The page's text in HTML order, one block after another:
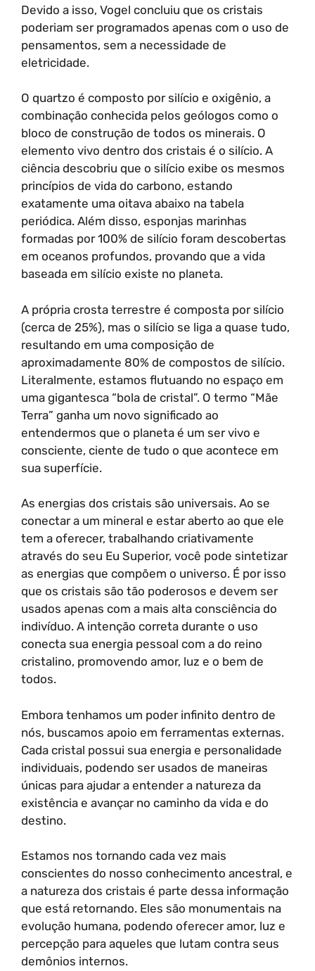
Devido a isso, Vogel concluiu que os cristais
poderiam ser programados apenas com o uso de
pensamentos, sem a necessidade de
eletricidade.
O quartzo é composto por silício e oxigênio, a
combinação conhecida pelos geólogos como o
bloco de construção de todos os minerais. O
elemento vivo dentro dos cristais é o silício. A
ciência descobriu que o silício exibe os mesmos
princípios de vida do carbono, estando
exatamente uma oitava abaixo na tabela
periódica. Além disso, esponjas marinhas
formadas por 100% de silício foram descobertas
em oceanos profundos, provando que a vida
baseada em silício existe no planeta.
A própria crosta terrestre é composta por silício
(cerca de 25%), mas o silício se liga a quase tudo,
resultando em uma composição de
aproximadamente 80% de compostos de silício.
Literalmente, estamos flutuando no espaço em
uma gigantesca “bola de cristal”. O termo “Mãe
Terra” ganha um novo significado ao
entendermos que o planeta é um ser vivo e
consciente, ciente de tudo o que acontece em
sua superfície.
As energias dos cristais são universais. Ao se
conectar a um mineral e estar aberto ao que ele
tem a oferecer, trabalhando criativamente
através do seu Eu Superior, você pode sintetizar
as energias que compõem o universo. É por isso
que os cristais são tão poderosos e devem ser
usados apenas com a mais alta consciência do
indivíduo. A intenção correta durante o uso
conecta sua energia pessoal com a do reino
cristalino, promovendo amor, luz e o bem de
todos.
Embora tenhamos um poder infinito dentro de
nós, buscamos apoio em ferramentas externas.
Cada cristal possui sua energia e personalidade
individuais, podendo ser usados de maneiras
únicas para ajudar a entender a natureza da
existência e avançar no caminho da vida e do
destino.
Estamos nos tornando cada vez mais
conscientes do nosso conhecimento ancestral, e
a natureza dos cristais é parte dessa informação
que está retornando. Eles são monumentais na
evolução humana, podendo oferecer amor, luz e
percepção para aqueles que lutam contra seus
demônios internos.